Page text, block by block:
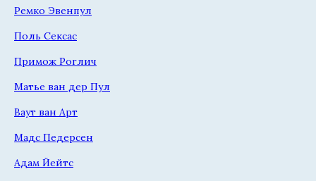
Ремко Эвенпул
Поль Сексас
Примож Роглич
Матье ван дер Пул
Ваут ван Арт
Мадс Педерсен
Адам Йейтс